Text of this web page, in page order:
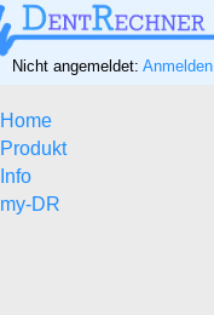
Nicht angemeldet: Anmelden
Home
Produkt
Info
my-DR